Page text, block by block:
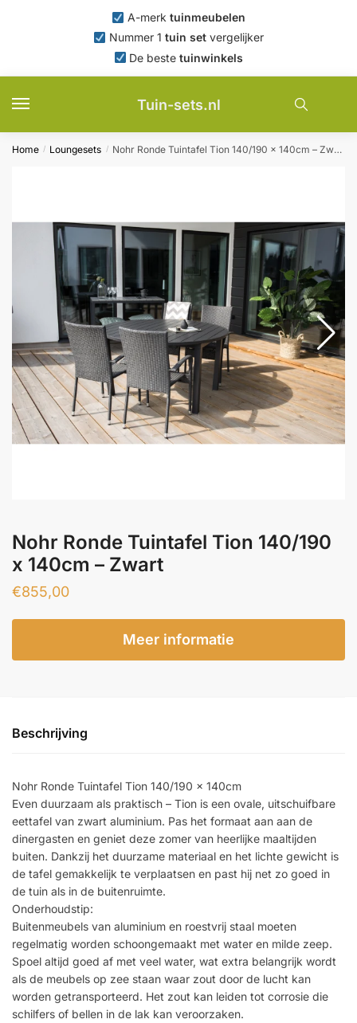
A-merk tuinmeubelen
Nummer 1 tuin set vergelijker
De bestetuinwinkels
Tuin-sets.nl
Home / Loungesets / Nohr Ronde Tuintafel Tion 140/190 x 140cm – Zwart
Nohr Ronde Tuintafel Tion 140/190
x 140cm – Zwart
€855,00
Meer informatie
Beschrijving
Nohr Ronde Tuintafel Tion 140/190 x 140cm
Even duurzaam als praktisch – Tion is een ovale, uitschuifbare
eettafel van zwart aluminium. Pas het formaat aan aan de
dinergasten en geniet deze zomer van heerlijke maaltijden
buiten. Dankzij het duurzame materiaal en het lichte gewicht is
de tafel gemakkelijk te verplaatsen en past hij net zo goed in
de tuin als in de buitenruimte.
Onderhoudstip:
Buitenmeubels van aluminium en roestvrij staal moeten
regelmatig worden schoongemaakt met water en milde zeep.
Spoel altijd goed af met veel water, wat extra belangrijk wordt
als de meubels op zee staan waar zout door de lucht kan
worden getransporteerd. Het zout kan leiden tot corrosie die
schilfers of bellen in de lak kan veroorzaken.